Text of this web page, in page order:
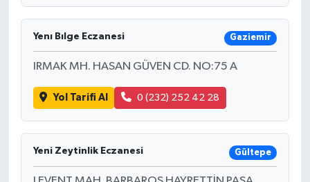
Yenı Bılge Eczanesi Gaziemir
IRMAK MH. HASAN GÜVEN CD. NO:75 A
Yol Tarifi Al 0 (232) 252 42 28
Yeni Zeytinlik Eczanesi Gültepe